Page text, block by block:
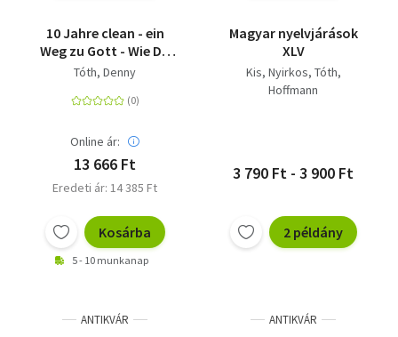
10 Jahre clean - ein
Weg zu Gott - Wie Du
von der Sucht zur
kommst
Tóth, Denny
Online ár:
13 666 Ft
Eredeti ár: 14 385 Ft
Kosárba
5 - 10 munkanap
Magyar nyelvjárások
XLV
Kis Nyirkos Tóth
Hoffmann
3 790 Ft - 3 900 Ft
2 példány
ANTIKVÁR ANTIKVÁR